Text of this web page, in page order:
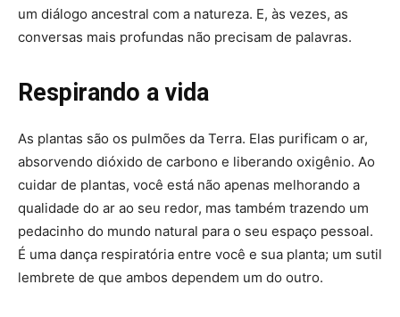
um diálogo ancestral com a natureza. E, às vezes, as
conversas mais profundas não precisam de palavras.
Respirando a vida
As plantas são os pulmões da Terra. Elas purificam o ar,
absorvendo dióxido de carbono e liberando oxigênio. Ao
cuidar de plantas, você está não apenas melhorando a
qualidade do ar ao seu redor, mas também trazendo um
pedacinho do mundo natural para o seu espaço pessoal.
É uma dança respiratória entre você e sua planta; um sutil
lembrete de que ambos dependem um do outro.